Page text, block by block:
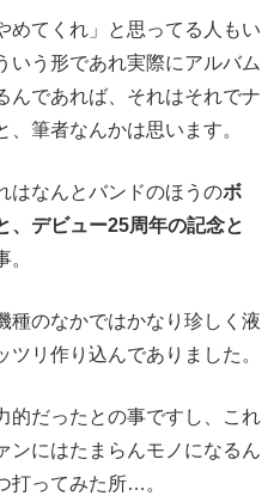
めてくれ」と思ってる人もい
いう形であれ実際にアルバム
んであれば、それはそれでナ
筆者なんかは思います。
はなんとバンドのほうのボ
、デビュー25周年の記念と
。
種のなかではかなり珍しく液
リ作り込んでありました。
的だったとの事ですし、これ
ンにはたまらんモノになるん
打ってみた所…。